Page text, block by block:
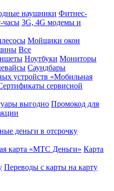
наушники Фитнес-
часы 3G, 4G модемы и
Мойщики окон
Все
Ноутбуки Мониторы
Саундбары
устройств «Мобильная
сервисной
выгодно Промокод для
деньги в отсрочку
карта «МТС Деньги» Карта
Переводы с карты на карту